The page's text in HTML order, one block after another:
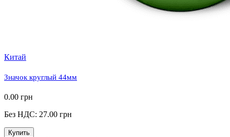
Китай
Значок круглый 44мм
0.00 грн
Без НДС: 27.00 грн
Купить